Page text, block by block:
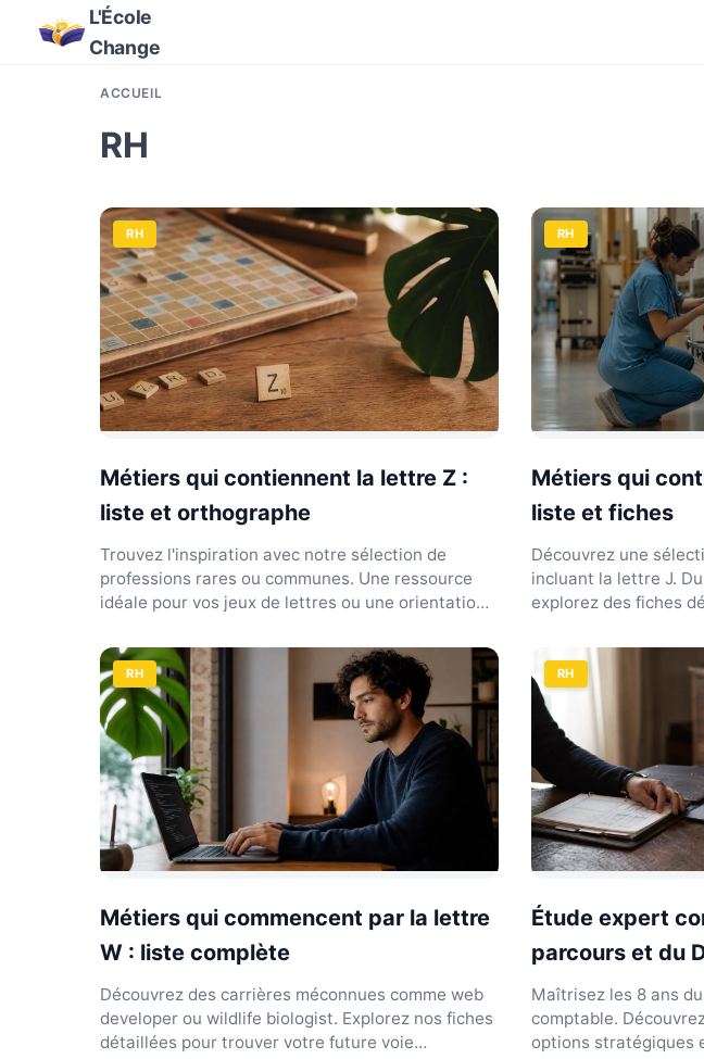
L'École
Change
ACCUEIL
RH
RH
Métiers qui contiennent la lettre Z :
liste et orthographe
Trouvez l'inspiration avec notre sélection de
professions rares ou communes. Une ressource
idéale pour vos jeux de lettres ou une orientation
RH
Métiers qui
liste et fiches
Découvrez une
incluant la lettre J.
explorez des fiches
RH
Métiers qui commencent par la lettre
W : liste complète
Découvrez des carrières méconnues comme web
developer ou wildlife biologist. Explorez nos fiches
détaillées pour trouver votre future voie
RH
Étude expert
parcours et du
Maîtrisez les 8 ans
comptable.
options stratégiques